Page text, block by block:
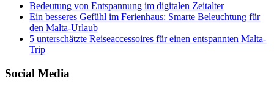
Bedeutung von Entspannung im digitalen Zeitalter
Ein besseres Gefühl im Ferienhaus: Smarte Beleuchtung für
den Malta-Urlaub
5 unterschätzte Reiseaccessoires für einen entspannten Malta-
Trip
Social Media